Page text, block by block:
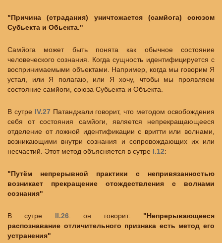
"Причина (страдания) уничтожается (самйога) союзом
Субьекта и Обьекта."
Самйога может быть понята как обычное состояние
человеческого сознания. Когда сущность идентифицируется с
воспринимаемыми объектами. Например, когда мы говорим Я
устал, или Я полагаю, или Я хочу, чтобы мы проявляем
состояние самйоги, союза Субьекта и Объекта.
В сутре IV.27Патанджали говорит, что методом освобождения
себя от состояния самйоги, является непрекращающееся
отделение от ложной идентификации с вритти или волнами,
возникающими внутри сознания и сопровождающих их или
несчастий. Этот метод объясняется в сутре I.12:
"Путём непрерывной практики с непривязанностью
возникает прекращение отождествления с волнами
сознания"
В сутре II.26. он говорит: "Непрерывающееся
распознавание отличительного признака есть метод его
устранения"